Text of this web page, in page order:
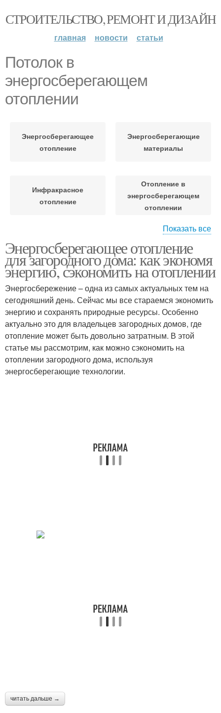
СТРОИТЕЛЬСТВО, РЕМОНТ И ДИЗАЙН
главная новости статьи
Потолок в
энергосберегающем
отоплении
Энергосберегающее
отопление
Энергосберегающие
материалы
Инфракрасное
отопление
Отопление в
энергосберегающем
отоплении
Геотермальное
отопление
Показать все
Энергосберегающее отопление
для загородного дома: как экономя
энергию, сэкономить на отоплении
Энергосбережение – одна из самых актуальных тем на
сегодняшний день. Сейчас мы все стараемся экономить
энергию и сохранять природные ресурсы. Особенно
актуально это для владельцев загородных домов, где
отопление может быть довольно затратным. В этой
статье мы рассмотрим, как можно сэкономить на
отоплении загородного дома, используя
энергосберегающие технологии.
читать дальше →